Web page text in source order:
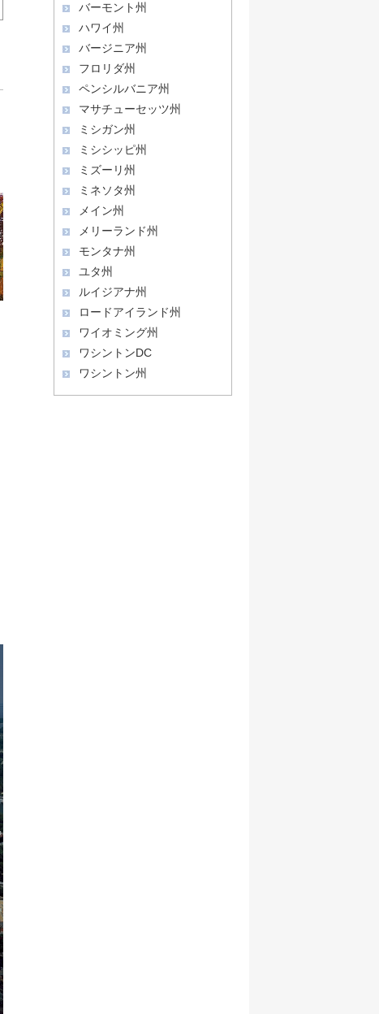
バーモント州
ハワイ州
バージニア州
フロリダ州
ペンシルバニア州
マサチューセッツ州
ミシガン州
ミシシッピ州
ミズーリ州
ミネソタ州
メイン州
メリーランド州
モンタナ州
ユタ州
ルイジアナ州
ロードアイランド州
ワイオミング州
ワシントンDC
ワシントン州